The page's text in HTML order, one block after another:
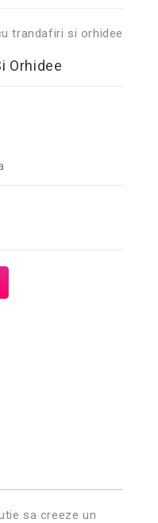
trandafiri si orhidee
Orhidee
sa creeze un